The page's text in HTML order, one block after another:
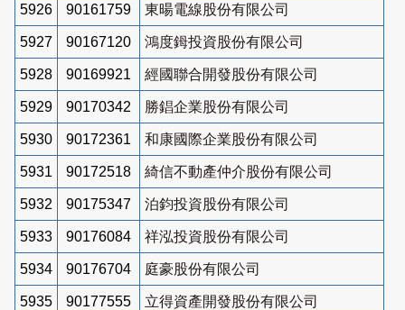
5926 90161759 東暘電線股份有限公司
5927 90167120 鴻度鉧投資股份有限公司
5928 90169921 經國聯合開發股份有限公司
5929 90170342 勝錩企業股份有限公司
5930 90172361 和康國際企業股份有限公司
5931 90172518 綺信不動產仲介股份有限公司
5932 90175347 泊鈞投資股份有限公司
5933 90176084 祥泓投資股份有限公司
5934 90176704 庭豪股份有限公司
5935 90177555 立得資產開發股份有限公司